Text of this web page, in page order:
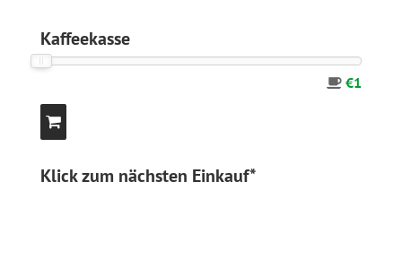
Kaffeekasse
€1
Klick zum nächsten Einkauf*